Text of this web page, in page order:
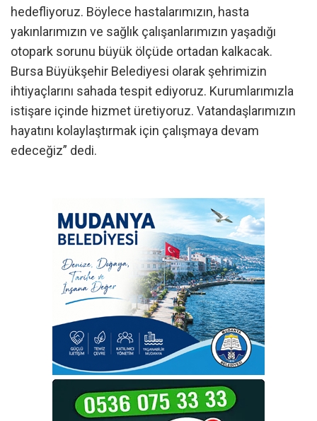
hedefliyoruz. Böylece hastalarımızın, hasta
yakınlarımızın ve sağlık çalışanlarımızın yaşadığı
otopark sorunu büyük ölçüde ortadan kalkacak.
Bursa Büyükşehir Belediyesi olarak şehrimizin
ihtiyaçlarını sahada tespit ediyoruz. Kurumlarımızla
istişare içinde hizmet üretiyoruz. Vatandaşlarımızın
hayatını kolaylaştırmak için çalışmaya devam
edeceğiz” dedi.